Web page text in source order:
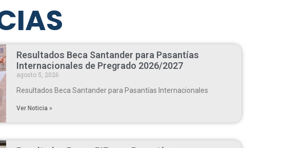
Resultados Beca Santander para Pasantías
Internacionales de Pregrado 2026/2027
agosto 5, 2026
Resultados Beca Santander para Pasantías Internacionales
Ver Noticia »